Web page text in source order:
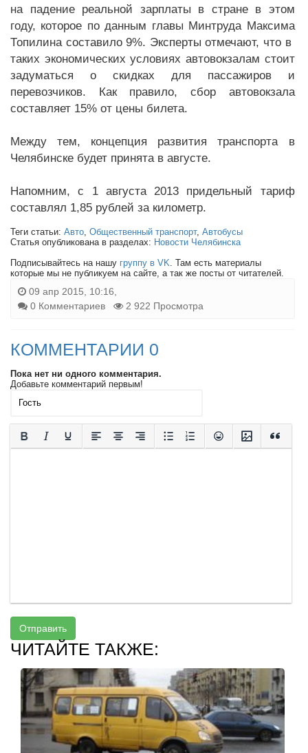
на падение реальной зарплаты в стране в этом
году, которое по данным главы Минтруда Максима
Топилина составило 9%. Эксперты отмечают, что в
таких экономических условиях автовокзалам стоит
задуматься о скидках для пассажиров и
перевозчиков. Как правило, сбор автовокзала
составляет 15% от цены билета.
Между тем, концепция развития транспорта в
Челябинске будет принята в августе.
Напомним, с 1 августа 2013 придельный тариф
составлял 1,85 рублей за километр.
Теги статьи: Авто Общественный транспорт, Автобусы
Статья опубликована в разделах: Новости Челябинска
Подписывайтесь на нашу группу в VK . Там есть материалы
которые мы не публикуем на сайте, а так же посты от читателей.
09 апр 2015, 10:16,
0 Комментариев
2 922 Просмотра
КОММЕНТАРИИ 0
Пока нет ни одного комментария.
Добавьте комментарий первым!
Отправить
ЧИТАЙТЕ ТАКЖЕ: